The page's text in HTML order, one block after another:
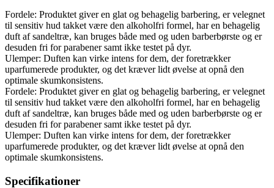
Fordele: Produktet giver en glat og behagelig barbering, er velegnet
til sensitiv hud takket være den alkoholfri formel, har en behagelig
duft af sandeltræ, kan bruges både med og uden barberbørste og er
desuden fri for parabener samt ikke testet på dyr.
Ulemper: Duften kan virke intens for dem, der foretrækker
uparfumerede produkter, og det kræver lidt øvelse at opnå den
optimale skumkonsistens.
Fordele: Produktet giver en glat og behagelig barbering, er velegnet
til sensitiv hud takket være den alkoholfri formel, har en behagelig
duft af sandeltræ, kan bruges både med og uden barberbørste og er
desuden fri for parabener samt ikke testet på dyr.
Ulemper: Duften kan virke intens for dem, der foretrækker
uparfumerede produkter, og det kræver lidt øvelse at opnå den
optimale skumkonsistens.
Specifikationer